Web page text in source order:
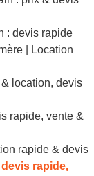
: devis rapide
| Location
location, devis
rapide, vente &
rapide & devis
rapide,